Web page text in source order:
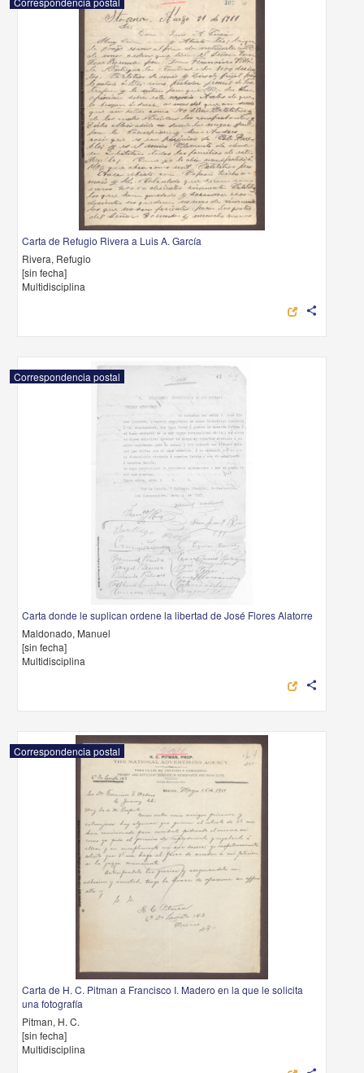
Carta de Refugio Rivera a Luis A. García
Rivera, Refugio
[sin fecha]
Multidisciplina
share
Correspondencia postal
Carta donde le suplican ordene la libertad de José Flores Alatorre
Maldonado, Manuel
[sin fecha]
Multidisciplina
share
Correspondencia postal
Carta de H. C. Pitman a Francisco I. Madero en la que le solicita
una fotografía
Pitman, H. C.
[sin fecha]
Multidisciplina